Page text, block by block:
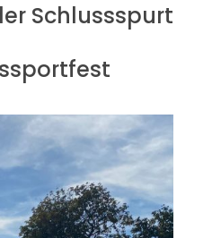
Schlussspurt